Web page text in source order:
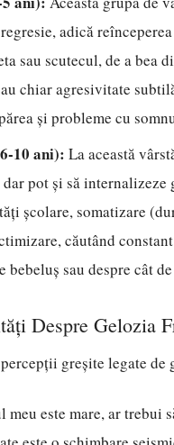
adică
sau scutecul, de a
chiar agresivitate
și probleme cu
10 ani): La această
pot și să internalizeze
școlare, somatizare
căutând
bebeluș sau despre cât
Despre Gelozia
greșite legate de
meu este mare, ar trebui